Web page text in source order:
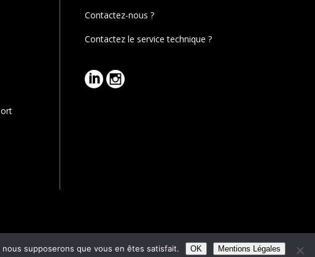
Contactez-nous ?
Contactez le service technique ?
Rights Reserved.
supposerons que vous en êtes satisfait. OK Mentions Légales